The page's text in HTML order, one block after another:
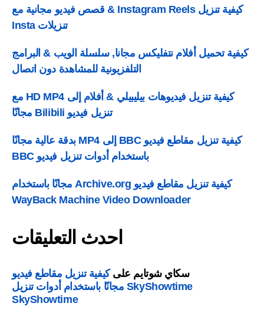
كيفية تنزيل Instagram Reels & قصص فيديو مجانية مع
تنزيلات Insta
تحميل أفلام نتفليكس مجانا, سلسلة الويب & البرامج
التلفزيونية للمشاهدة دون اتصال
كيفية تنزيل فيديوهات بيليبيلي & أفلام إلى HD MP4 مع
تنزيل فيديو Bilibili مجانًا
كيفية تنزيل مقاطع فيديو BBC إلى MP4 بدقة عالية مجانًا
باستخدام أدوات تنزيل فيديو BBC
كيفية تنزيل مقاطع فيديو Archive.org مجانًا باستخدام
WayBack Machine Video Downloader
احدث التعليقات
سكاي شوتايمعلى كيفية تنزيل مقاطع فيديو
SkyShowtime مجانًا باستخدام أدوات تنزيل
SkyShowtime